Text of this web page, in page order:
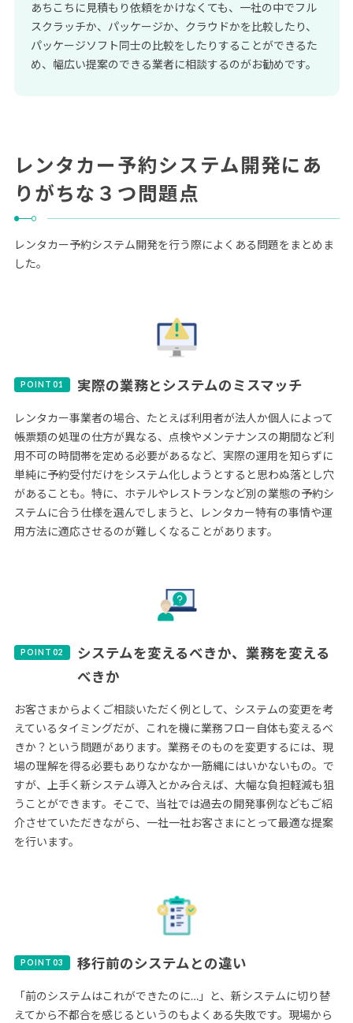
あちこちに見積もり依頼をかけなくても、一社の中でフル
スクラッチか、パッケージか、クラウドかを比較したり、
パッケージソフト同士の比較をしたりすることができるた
め、幅広い提案のできる業者に相談するのがお勧めです。
レンタカー予約システム開発にあ
りがちな３つ問題点
レンタカー予約システム開発を行う際によくある問題をまとめま
した。
実際の業務とシステムのミスマッチ
レンタカー事業者の場合、たとえば利用者が法人か個人によって
帳票類の処理の仕方が異なる、点検やメンテナンスの期間など利
用不可の時間帯を定める必要があるなど、実際の運用を知らずに
単純に予約受付だけをシステム化しようとすると思わぬ落とし穴
があることも。特に、ホテルやレストランなど別の業態の予約シ
ステムに合う仕様を選んでしまうと、レンタカー特有の事情や運
用方法に適応させるのが難しくなることがあります。
システムを変えるべきか、業務を変える
べきか
お客さまからよくご相談いただく例として、システムの変更を考
えているタイミングだが、これを機に業務フロー自体も変えるべ
きか？という問題があります。業務そのものを変更するには、現
場の理解を得る必要もありなかなか一筋縄にはいかないもの。で
すが、上手く新システム導入とかみ合えば、大幅な負担軽減も狙
うことができます。そこで、当社では過去の開発事例などもご紹
介させていただきながら、一社一社お客さまにとって最適な提案
を行います。
移行前のシステムとの違い
「前のシステムはこれができたのに…」と、新システムに切り替
えてから不都合を感じるというのもよくある失敗です。現場から